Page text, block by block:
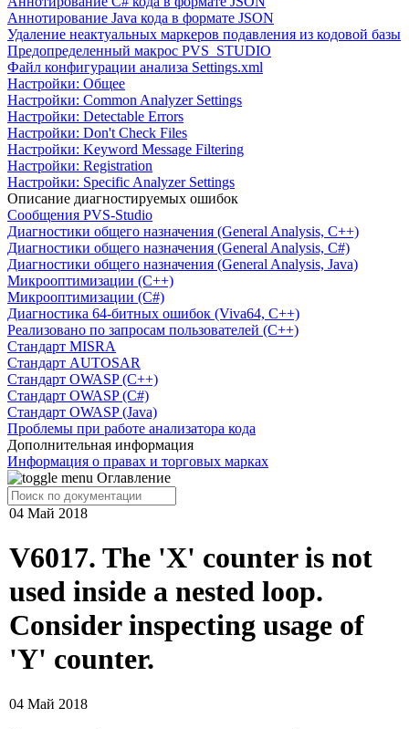
Аннотирование Java кода в формате JSON
Удаление неактуальных маркеров подавления из кодовой базы
Предопределенный макрос PVS_STUDIO
Файл конфигурации анализа Settings.xml
Настройки: Общее
Настройки: Common Analyzer Settings
Настройки: Detectable Errors
Настройки: Don't Check Files
Настройки: Keyword Message Filtering
Настройки: Registration
Настройки: Specific Analyzer Settings
Описание диагностируемых ошибок
Сообщения PVS-Studio
Диагностики общего назначения (General Analysis, C++)
Диагностики общего назначения (General Analysis, C#)
Диагностики общего назначения (General Analysis, Java)
Микрооптимизации (C++)
Микрооптимизации (C#)
Диагностика 64-битных ошибок (Viva64, C++)
Реализовано по запросам пользователей (C++)
Cтандарт MISRA
Стандарт AUTOSAR
Стандарт OWASP (C++)
Стандарт OWASP (C#)
Стандарт OWASP (Java)
Проблемы при работе анализатора кода
Дополнительная информация
Информация о правах и торговых марках
Оглавление
04 Май 2018
V6017. The 'X' counter is not
used inside a nested loop.
Consider inspecting usage of
'Y' counter.
04 Май 2018